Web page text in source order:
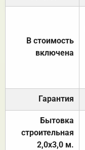
В стоимость
включена
Гарантия
Бытовка
строительная
2,0х3,0 м.